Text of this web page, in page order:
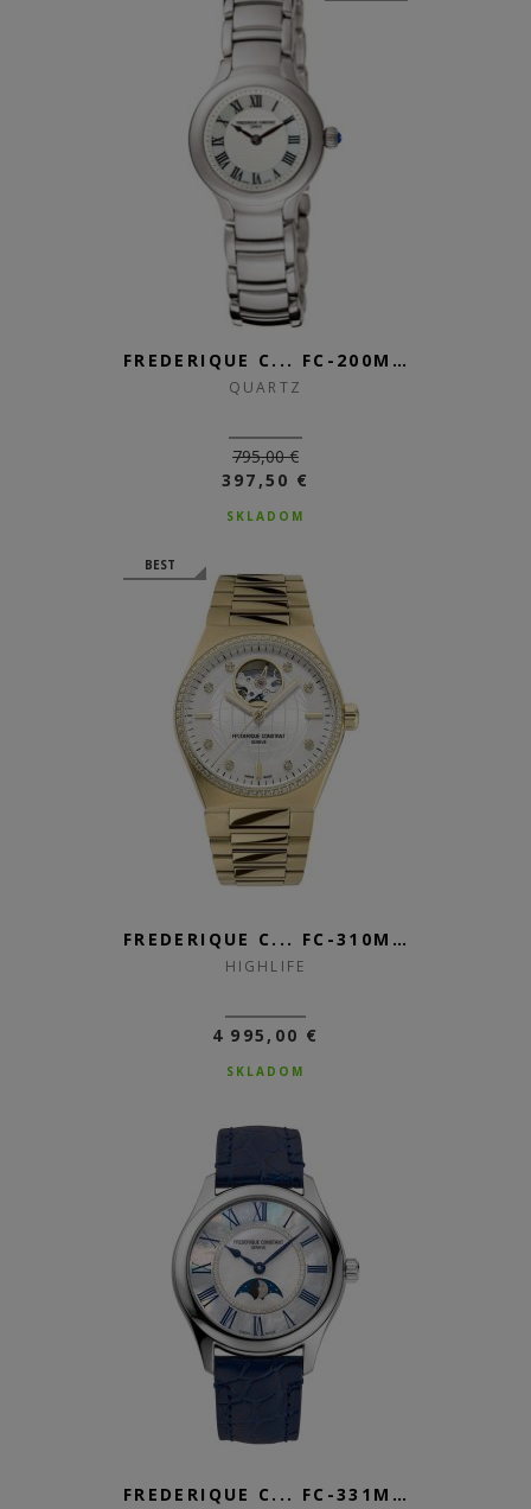
FREDERIQUE C... FC-200M1ER6B
QUARTZ
795,00 €
397,50 €
SKLADOM
BEST
FREDERIQUE C... FC-310MPWD2N...
HIGHLIFE
4 995,00 €
SKLADOM
FREDERIQUE C... FC-331MPWND3B6